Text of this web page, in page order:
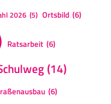
2026 (5) Ortsbild (6)
Ratsarbeit (6)
(14)
(6)